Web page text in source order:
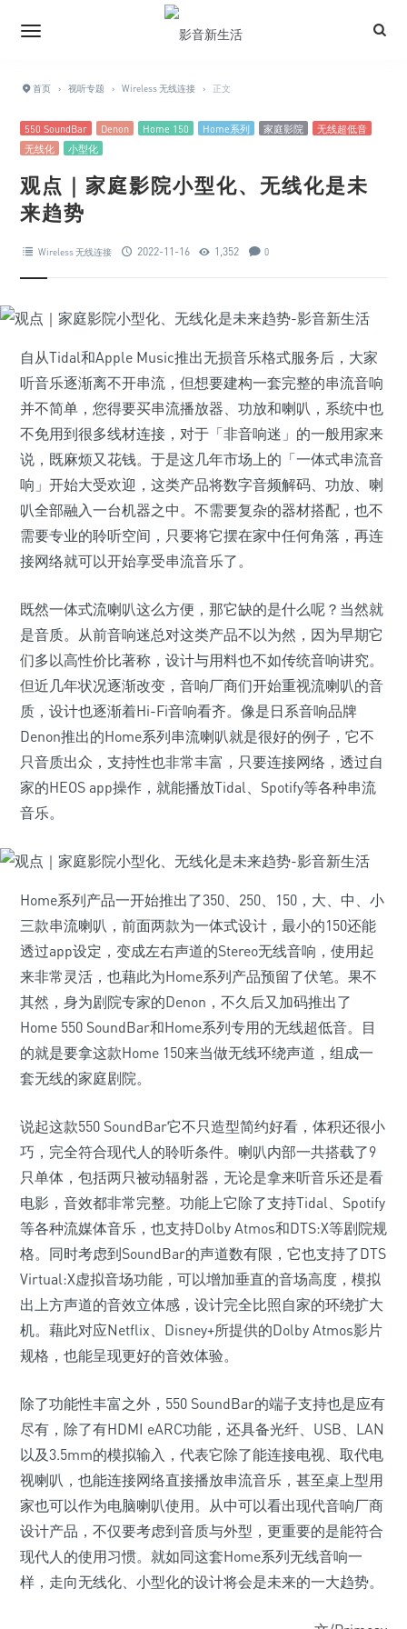
首页 › 视听专题 › Wireless 无线连接 › 正文
550 SoundBar Denon Home 150 Home系列 家庭影院
无线超低音
无线化
小型化
观点｜家庭影院小型化、无线化是未
来趋势
Wireless 无线连接 2022-11-16 1,352 0
自从Tidal和Apple Music推出无损音乐格式服务后，大家
听音乐逐渐离不开串流，但想要建构一套完整的串流音响
并不简单，您得要买串流播放器、功放和喇叭，系统中也
不免用到很多线材连接，对于「非音响迷」的一般用家来
说，既麻烦又花钱。于是这几年市场上的「一体式串流音
响」开始大受欢迎，这类产品将数字音频解码、功放、喇
叭全部融入一台机器之中。不需要复杂的器材搭配，也不
需要专业的聆听空间，只要将它摆在家中任何角落，再连
接网络就可以开始享受串流音乐了。
既然一体式流喇叭这么方便，那它缺的是什么呢？当然就
是音质。从前音响迷总对这类产品不以为然，因为早期它
们多以高性价比著称，设计与用料也不如传统音响讲究。
但近几年状况逐渐改变，音响厂商们开始重视流喇叭的音
质，设计也逐渐着Hi-Fi音响看齐。像是日系音响品牌
Denon推出的Home系列串流喇叭就是很好的例子，它不
只音质出众，支持性也非常丰富，只要连接网络，透过自
家的HEOS app操作，就能播放Tidal、Spotify等各种串流
音乐。
Home系列产品一开始推出了350、250、150，大、中、小
三款串流喇叭，前面两款为一体式设计，最小的150还能
透过app设定，变成左右声道的Stereo无线音响，使用起
来非常灵活，也藉此为Home系列产品预留了伏笔。果不
其然，身为剧院专家的Denon，不久后又加码推出了
Home 550 SoundBar和Home系列专用的无线超低音。目
的就是要拿这款Home 150来当做无线环绕声道，组成一
套无线的家庭剧院。
说起这款550 SoundBar它不只造型简约好看，体积还很小
巧，完全符合现代人的聆听条件。喇叭内部一共搭载了9
只单体，包括两只被动辐射器，无论是拿来听音乐还是看
电影，音效都非常完整。功能上它除了支持Tidal、Spotify
等各种流媒体音乐，也支持Dolby Atmos和DTS:X等剧院规
格。同时考虑到SoundBar的声道数有限，它也支持了DTS
Virtual:X虚拟音场功能，可以增加垂直的音场高度，模拟
出上方声道的音效立体感，设计完全比照自家的环绕扩大
机。藉此对应Netflix、Disney+所提供的Dolby Atmos影片
规格，也能呈现更好的音效体验。
除了功能性丰富之外，550 SoundBar的端子支持也是应有
尽有，除了有HDMI eARC功能，还具备光纤、USB、LAN
以及3.5mm的模拟输入，代表它除了能连接电视、取代电
视喇叭，也能连接网络直接播放串流音乐，甚至桌上型用
家也可以作为电脑喇叭使用。从中可以看出现代音响厂商
设计产品，不仅要考虑到音质与外型，更重要的是能符合
现代人的使用习惯。就如同这套Home系列无线音响一
样，走向无线化、小型化的设计将会是未来的一大趋势。